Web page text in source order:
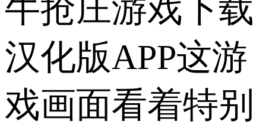
牛抢庄游戏下载
汉化版APP这游
戏画面看着特别